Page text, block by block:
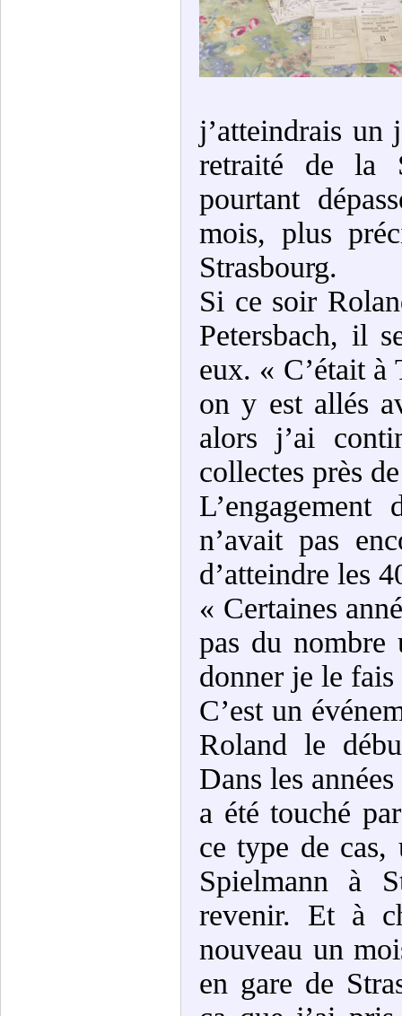
j’atteindrais un
retraité de la
pourtant
mois, plus
Strasbourg.
Si ce soir
Petersbach, il
eux. « C’était à
on y est allés
alors j’ai
collectes près
n’avait pas
d’atteindre les
« Certaines
pas du nombre
donner je le fais
C’est un
Roland le
Dans les
a été touché
ce type de cas,
Spielmann à
revenir. Et à
nouveau un
en gare de